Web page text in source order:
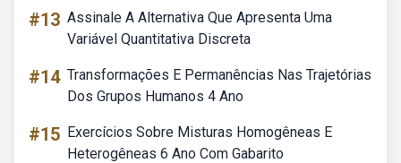
#13 Assinale A Alternativa Que Apresenta Uma
Variável Quantitativa Discreta
#14 Transformações E Permanências Nas Trajetórias
Dos Grupos Humanos 4 Ano
#15 Exercícios Sobre Misturas Homogêneas E
Heterogêneas 6 Ano Com Gabarito